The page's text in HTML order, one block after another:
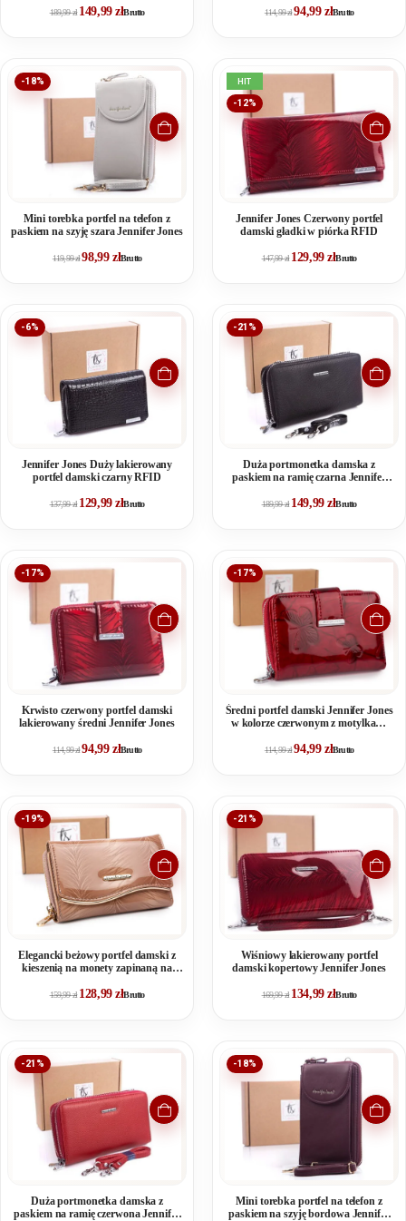
189,99zł 149,99złBrutto 114,99zł94,99 złBrutto
-18%
Mini torebka portfel na telefon z
paskiem na szyję szara Jennifer Jones
119,99zł98,99 złBrutto
HIT
-12%
Jennifer Jones Czerwony portfel
damski gładki w piórka RFID
147,99zł 129,99złBrutto
-6%
Jennifer Jones Duży lakierowany
portfel damski czarny RFID
137,99zł 129,99złBrutto
-21%
Duża portmonetka damska z
paskiem na ramię czarna Jennifer
189,99zł 149,99złBrutto
-17%
Krwisto czerwony portfel damski
lakierowany średni Jennifer Jones
114,99zł94,99 złBrutto
-17%
Średni portfel damski Jennifer Jones
w kolorze czerwonym z motylkami
114,99zł94,99 złBrutto
-19%
Elegancki beżowy portfel damski z
kieszenią na monety zapinaną na
159,99zł 128,99złBrutto
-21%
Wiśniowy lakierowany portfel
damski kopertowy Jennifer Jones
169,99zł 134,99złBrutto
-21%
Duża portmonetka damska z
paskiem na ramię czerwona Jennifer
-18%
Mini torebka portfel na telefon z
paskiem na szyję bordowa Jennifer